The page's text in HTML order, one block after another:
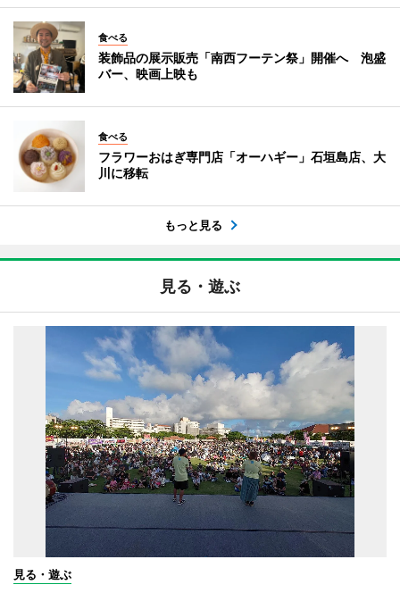
食べる
装飾品の展示販売「南西フーテン祭」開催へ 泡盛
バー、映画上映も
食べる
フラワーおはぎ専門店「オーハギー」石垣島店、大
川に移転
もっと見る
見る・遊ぶ
見る・遊ぶ